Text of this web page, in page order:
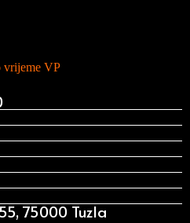
vrijeme VP
75000 Tuzla